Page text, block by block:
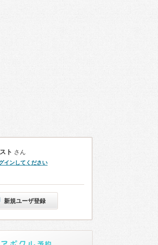
ト さん
インしてください
新規ユーザ登録